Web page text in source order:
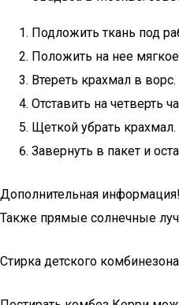
Подложить ткань под
Положить на нее
Втереть крахмал в ворс.
Отставить на четверть
Щеткой убрать крахмал.
Завернуть в пакет и
Дополнительная
Также прямые солнечные
Стирка детского